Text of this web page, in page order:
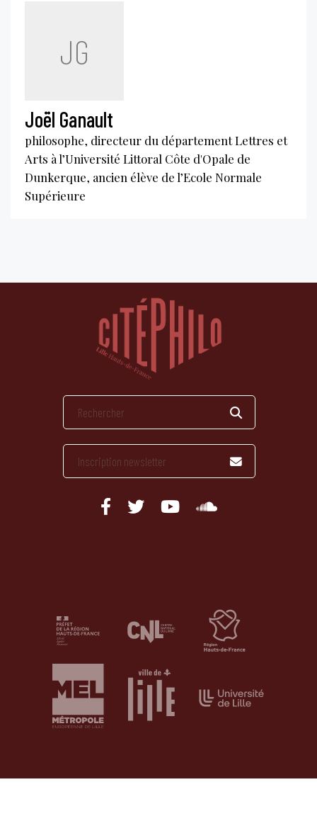
JG
Joël Ganault
philosophe, directeur du département Lettres et
Arts à l’Université Littoral Côte d'Opale de
Dunkerque, ancien élève de l’Ecole Normale
Supérieure